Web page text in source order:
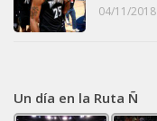
04/11/2018
Un día en la Ruta Ñ